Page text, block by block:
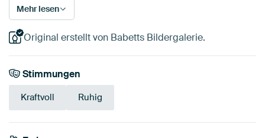
Mehr lesen
Original erstellt von Babetts Bildergalerie.
Stimmungen
Kraftvoll Ruhig